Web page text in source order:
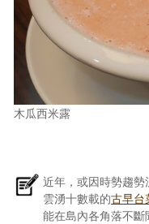
木瓜西米露
近年，或因時勢趨
雲湧十數載的古早台
能在島內各角落不